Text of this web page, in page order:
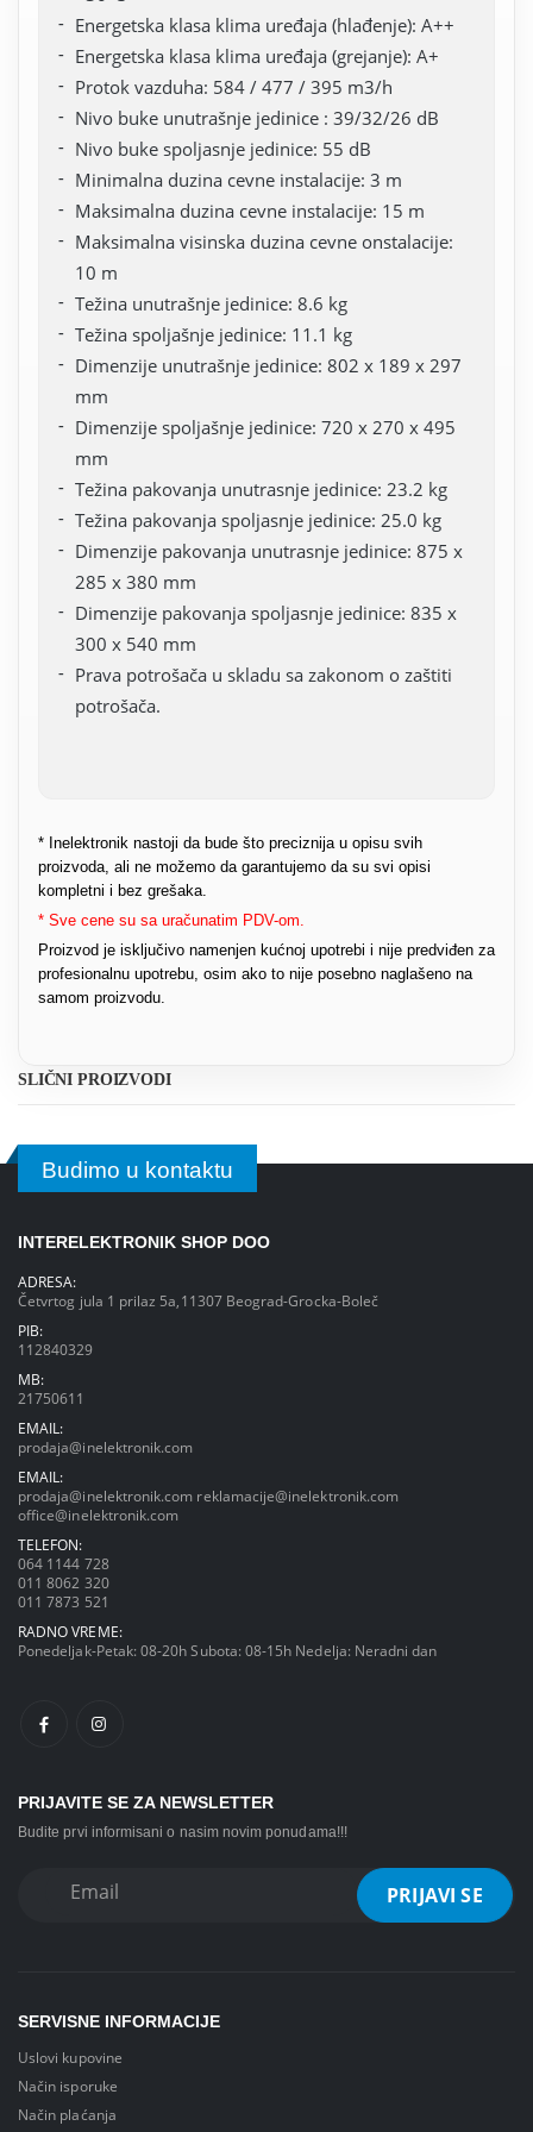
Energetska klasa klima uređaja (hlađenje): A++
Energetska klasa klima uređaja (grejanje): A+
Protok vazduha: 584 / 477 / 395 m3/h
Nivo buke unutrašnje jedinice : 39/32/26 dB
Nivo buke spoljasnje jedinice: 55 dB
Minimalna duzina cevne instalacije: 3 m
Maksimalna duzina cevne instalacije: 15 m
Maksimalna visinska duzina cevne onstalacije:
10 m
Težina unutrašnje jedinice: 8.6 kg
Težina spoljašnje jedinice: 11.1 kg
Dimenzije unutrašnje jedinice: 802 x 189 x 297
mm
Dimenzije spoljašnje jedinice: 720 x 270 x 495
mm
Težina pakovanja unutrasnje jedinice: 23.2 kg
Težina pakovanja spoljasnje jedinice: 25.0 kg
Dimenzije pakovanja unutrasnje jedinice: 875 x
285 x 380 mm
Dimenzije pakovanja spoljasnje jedinice: 835 x
300 x 540 mm
Prava potrošača u skladu sa zakonom o zaštiti
potrošača.
* Inelektronik nastoji da bude što preciznija u opisu svih
proizvoda, ali ne možemo da garantujemo da su svi opisi
kompletni i bez grešaka.
* Sve cene su sa uračunatim PDV-om.
Proizvod je isključivo namenjen kućnoj upotrebi i nije predviđen za
profesionalnu upotrebu, osim ako to nije posebno naglašeno na
samom proizvodu.
SLIČNI PROIZVODI
Budimo u kontaktu
INTERELEKTRONIK SHOP DOO
ADRESA:
Četvrtog jula 1 prilaz 5a,11307 Beograd-Grocka-Boleč
PIB:
112840329
MB:
21750611
EMAIL:
prodaja@inelektronik.com
EMAIL:
prodaja@inelektronik.com reklamacije@inelektronik.com
office@inelektronik.com
TELEFON:
064 1144 728
011 8062 320
011 7873 521
RADNO VREME:
Ponedeljak-Petak: 08-20h Subota: 08-15h Nedelja: Neradni dan
PRIJAVITE SE ZA NEWSLETTER
Budite prvi informisani o nasim novim ponudama!!!
SERVISNE INFORMACIJE
Uslovi kupovine
Način isporuke
Način plaćanja